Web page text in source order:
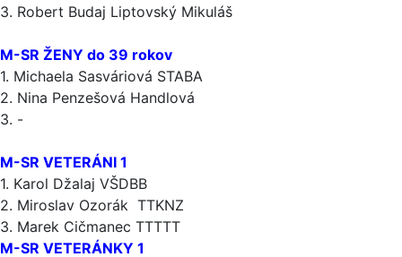
3. Robert Budaj Liptovský Mikuláš
M-SR ŽENY do 39 rokov
1. Michaela Sasváriová STABA
2. Nina Penzešová Handlová
3. -
M-SR VETERÁNI 1
1. Karol Džalaj VŠDBB
2. Miroslav Ozorák TTKNZ
3. Marek Cičmanec TTTTT
M-SR VETERÁNKY 1